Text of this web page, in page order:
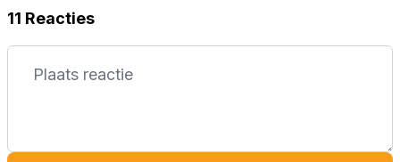
11 Reacties